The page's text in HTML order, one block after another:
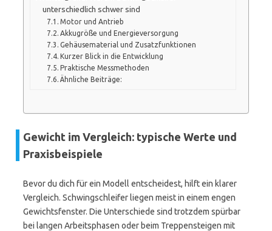
unterschiedlich schwer sind
Motor und Antrieb
Akkugröße und Energieversorgung
Gehäusematerial und Zusatzfunktionen
Kurzer Blick in die Entwicklung
Praktische Messmethoden
Ähnliche Beiträge:
Gewicht im Vergleich: typische Werte und
Praxisbeispiele
Bevor du dich für ein Modell entscheidest, hilft ein klarer
Vergleich. Schwingschleifer liegen meist in einem engen
Gewichtsfenster. Die Unterschiede sind trotzdem spürbar
bei langen Arbeitsphasen oder beim Treppensteigen mit